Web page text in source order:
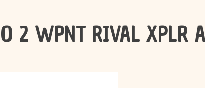
2 WPNT RIVAL XPLR